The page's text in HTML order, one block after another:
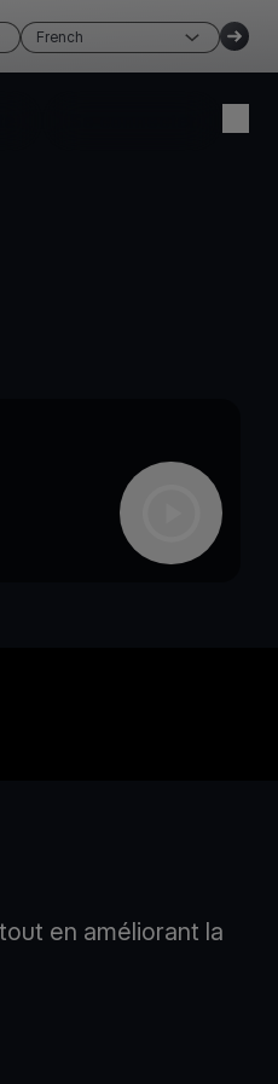
French
en améliorant la